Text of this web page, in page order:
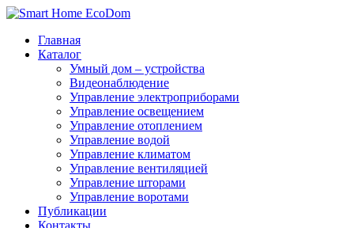
Главная
Каталог
Умный дом – устройства
Видеонаблюдение
Управление электроприборами
Управление освещением
Управление отоплением
Управление водой
Управление климатом
Управление вентиляцией
Управление шторами
Управление воротами
Публикации
Контакты